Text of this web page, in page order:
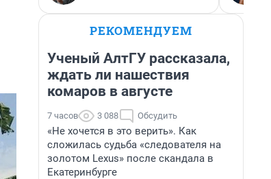
РЕКОМЕНДУЕМ
Ученый АлтГУ рассказала,
ждать ли нашествия
комаров в августе
7 часов 3 088 Обсудить
«Не хочется в это верить». Как
сложилась судьба «следователя на
золотом Lexus» после скандала в
Екатеринбурге